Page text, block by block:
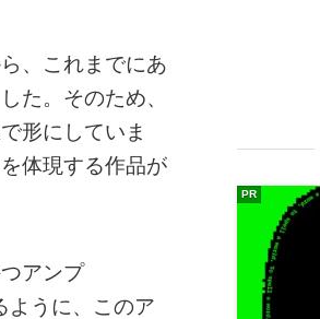
、これまでにあ
た。そのため、
形にしていま
体現する作品が
アンプ
ように、このア
PR